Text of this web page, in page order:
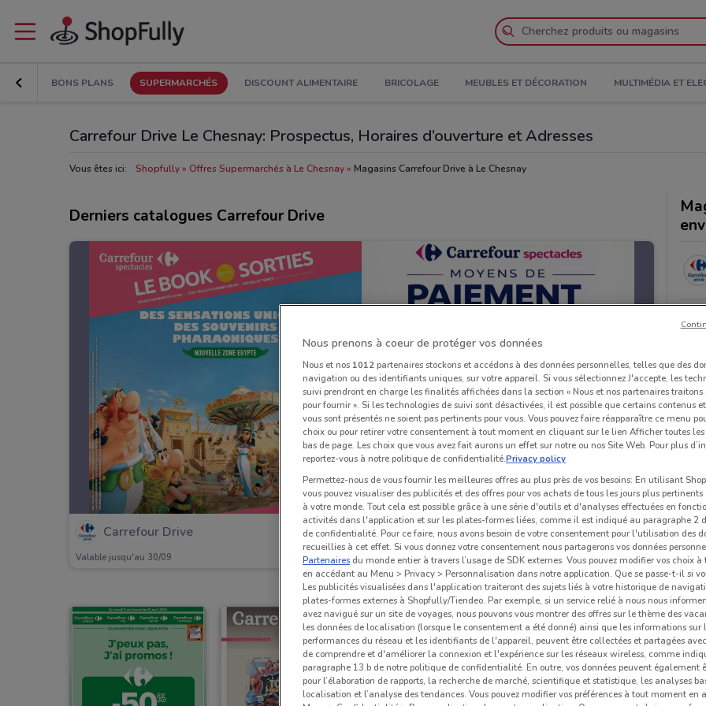
BONS PLANS SUPERMARCHÉS DISCOUNT ALIMENTAIRE BRICOLAGE MEUBLES ET DÉCORATION MULTIMÉDIA ET
Carrefour Drive Le Chesnay: Prospectus, Horaires d’ouverture et Adresses
Vous êtes ici: Shopfully Offres Supermarchés à Le Chesnay Magasins Carrefour Drive à Le Chesnay
Derniers catalogues Carrefour Drive
Carrefour Drive
Valable jusqu'au 30/09 276 m
Nous prenons à coeur de protéger vos données
Nous et nos 1012partenaires stockons et accédons à des données personnelles, telles que des
navigation ou des identifiants uniques, sur votre appareil. Si vous sélectionnez J'accepte, les
suivi prendront en charge les finalités affichées dans la section « Nous et nos partenaires traitons
pour fournir ». Si les technologies de suivi sont désactivées, il est possible que certains contenus
vous sont présentés ne soient pas pertinents pour vous. Vous pouvez faire réapparaître ce menu
choix ou pour retirer votre consentement à tout moment en cliquant sur le lien Afficher toutes
bas de page. Les choix que vous avez fait aurons un effet sur notre ou nos Site Web. Pour plus
reportez-vous à notre politique de confidentialité.Privacy policy
Permettez-nous de vous fournir les meilleures offres au plus près de vos besoins: En utilisant
vous pouvez visualiser des publicités et des offres pour vos achats de tous les jours plus pertinents
à votre monde. Tout cela est possible grâce à une série d'outils et d'analyses effectuées en
activités dans l'application et sur les plates-formes liées, comme il est indiqué au paragraphe 2
de confidentialité. Pour ce faire, nous avons besoin de votre consentement pour l'utilisation des
recueillies à cet effet. Si vous donnez votre consentement nous partagerons vos données
Partenaires du monde entier à travers l’usage de SDK externes. Vous pouvez modifier vos choix
en accédant au Menu > Privacy > Personnalisation dans notre application. Que se passe-t-il si
Les publicités visualisées dans l'application traiteront des sujets liés à votre historique de
plates-formes externes à Shopfully/Tiendeo. Par exemple, si un service relié à nous nous
avez navigué sur un site de voyages, nous pouvons vous montrer des offres sur le thème des
les données de localisation (lorsque le consentement a été donné) ainsi que les informations sur
performances du réseau et les identifiants de l'appareil, peuvent être collectées et partagées
de comprendre et d'améliorer la connexion et l'expérience sur les réseaux wireless, comme
paragraphe 13.b de notre politique de confidentialité. En outre, vos données peuvent également
pour l’élaboration de rapports, la recherche de marché, scientifique et statistique, les analyses
localisation et l’analyse des tendances. Vous pouvez modifier vos préférences à tout moment en